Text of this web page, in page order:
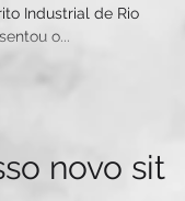
o...
novo site